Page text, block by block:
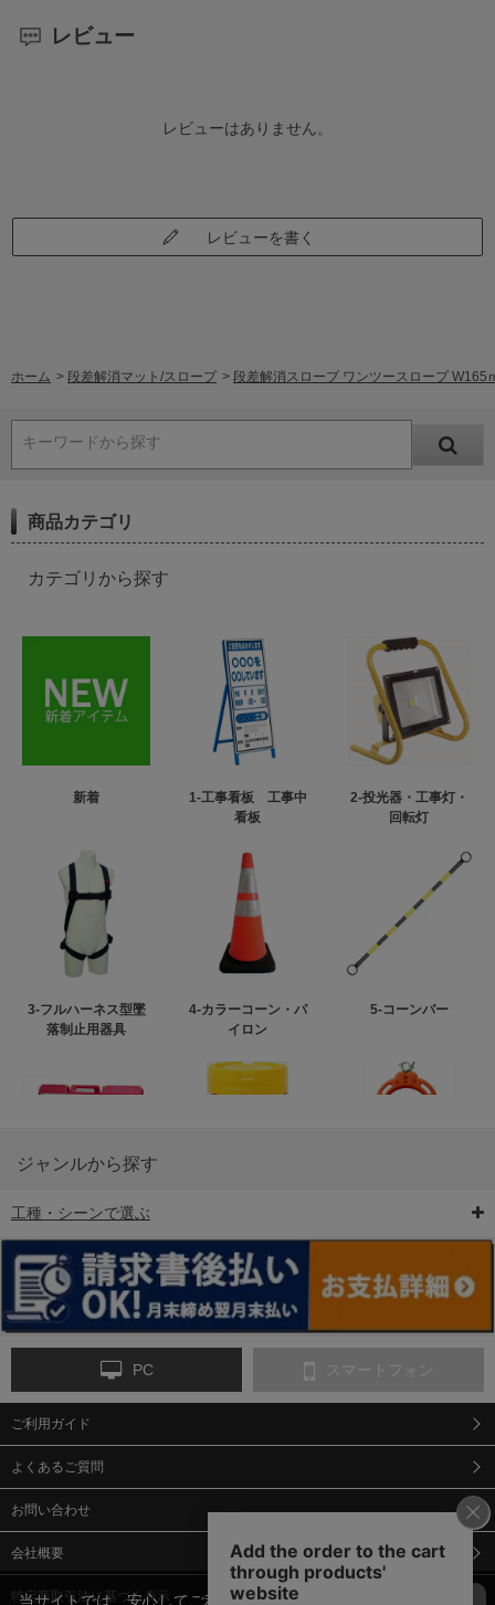
レビュー
レビューはありません。
レビューを書く
ホーム > 段差解消マット/スロープ > 段差解消スロープ ワンツースロープ
キーワードから探す
商品カテゴリ
カテゴリから探す
新着
1-工事看板 工事中
看板
2-投光器・工事灯・
回転灯
3-フルハーネス型墜
落制止用器具
4-カラーコーン・パ
イロン
5-コーンバー
6-矢印板/LED矢印板
ンス
9-点字マット・タイ
ジャンルから探す
工種・シーンで選ぶ
PC スマートフォン
ご利用ガイド
よくあるご質問
お問い合わせ
会社概要
特定商取引法に基づく表示
当サイトでは、安心してご利用いただくため（なりすまし防止